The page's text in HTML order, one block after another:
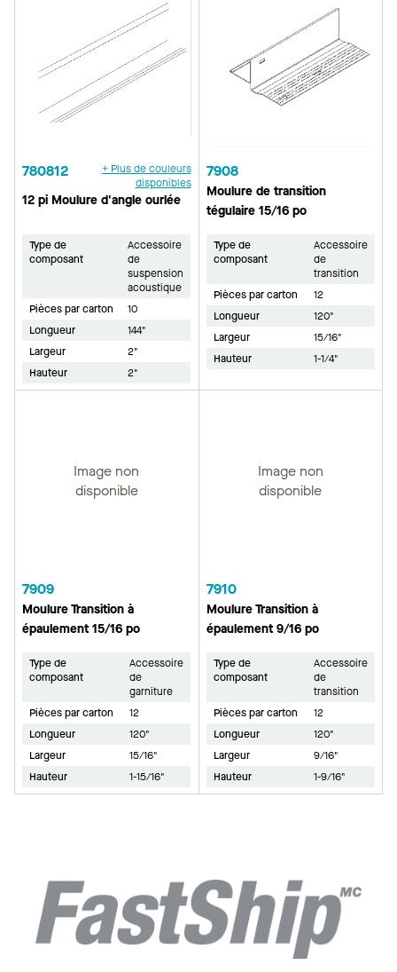
780812
+ Plus de couleurs
disponibles
12 pi Moulure d'angle ourlée
Type de
composant
Accessoire
de
suspension
acoustique
Pièces par carton
10
Longueur
144"
Largeur
2"
Hauteur
2"
7908
Moulure de transition
tégulaire 15/16 po
Type de
composant
Accessoire
de
transition
Pièces par carton
12
Longueur
120"
Largeur
15/16"
Hauteur
1-1/4"
Image non
disponible
7909
Moulure Transition à
épaulement 15/16 po
Type de
composant
Accessoire
de
garniture
Pièces par carton
12
Longueur
120"
Largeur
15/16"
Hauteur
1-15/16"
Image non
disponible
7910
Moulure Transition à
épaulement 9/16 po
Type de
composant
Accessoire
de
transition
Pièces par carton
12
Longueur
120"
Largeur
9/16"
Hauteur
1-9/16"